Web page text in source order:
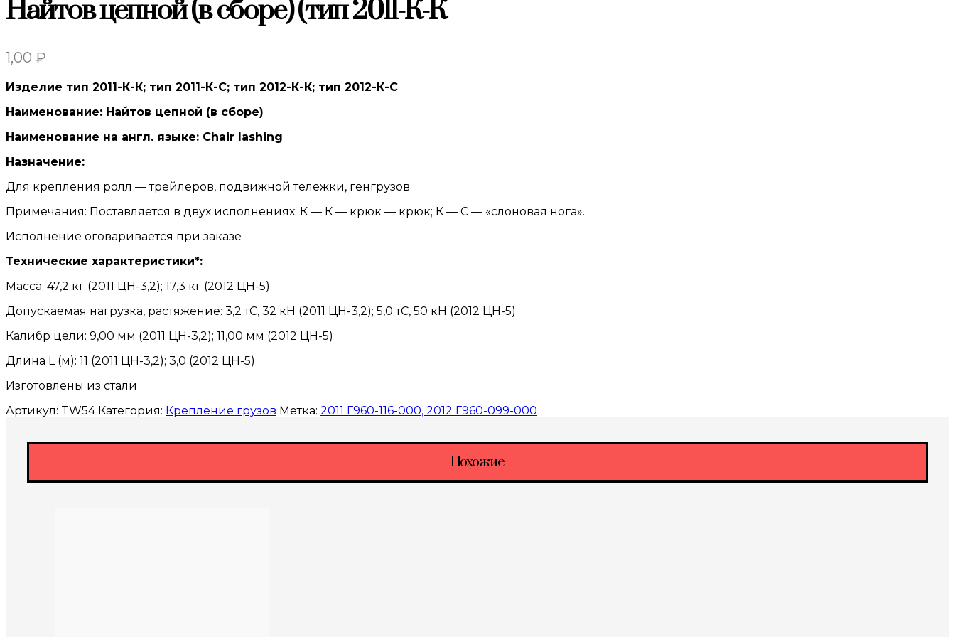
Найтов цепной (в сборе) (тип 2011-К-К
1,00 ₽
Изделие тип 2011-К-К; тип 2011-К-С; тип 2012-К-К; тип 2012-К-С
Наименование: Найтов цепной (в сборе)
Наименование на англ. языке: Chair lashing
Назначение:
Для крепления ролл — трейлеров, подвижной тележки, генгрузов
Примечания: Поставляется в двух исполнениях: К — К — крюк — крюк; К — С — «слоновая нога».
Исполнение оговаривается при заказе
Технические характеристики*:
Масса: 47,2 кг (2011 ЦН-3,2); 17,3 кг (2012 ЦН-5)
Допускаемая нагрузка, растяжение: 3,2 тС, 32 кН (2011 ЦН-3,2); 5,0 тС, 50 кН (2012 ЦН-5)
Калибр цели: 9,00 мм (2011 ЦН-3,2); 11,00 мм (2012 ЦН-5)
Длина L (м): 11 (2011 ЦН-3,2); 3,0 (2012 ЦН-5)
Изготовлены из стали
Артикул: TW54 Категория: Крепление грузов Метка: 2011 Г960-116-000, 2012 Г960-099-000
Похожие